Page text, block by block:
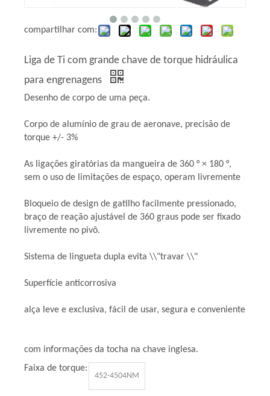
compartilhar com:
Liga de Ti com grande chave de torque hidráulica
para engrenagens
Desenho de corpo de uma peça.
Corpo de alumínio de grau de aeronave, precisão de
torque +/- 3%
As ligações giratórias da mangueira de 360 ​​° × 180 °,
sem o uso de limitações de espaço, operam livremente
Bloqueio de design de gatilho facilmente pressionado,
braço de reação ajustável de 360 ​​graus pode ser fixado
livremente no pivô.
Sistema de lingueta dupla evita \\"travar \\"
Superfície anticorrosiva
alça leve e exclusiva, fácil de usar, segura e conveniente
com informações da tocha na chave inglesa.
Faixa de torque:
452-4504NM